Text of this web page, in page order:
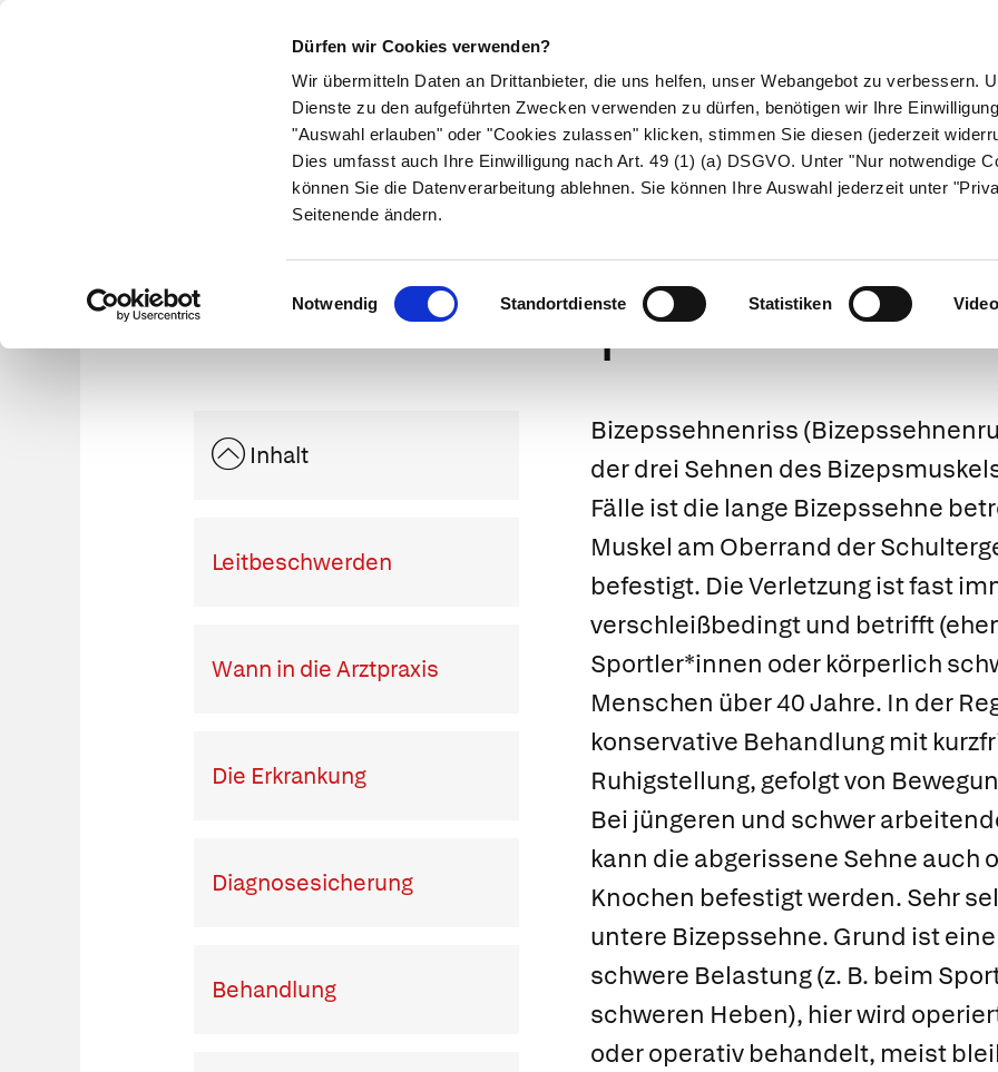
Dürfen wir Cookies verwenden?
Wir übermitteln Daten an Drittanbieter, die uns helfen, unser Webangebot zu verbessern.
Dienste zu den aufgeführten Zwecken verwenden zu dürfen, benötigen wir Ihre
"Auswahl erlauben" oder "Cookies zulassen" klicken, stimmen Sie diesen (jederzeit
Dies umfasst auch Ihre Einwilligung nach Art. 49 (1) (a) DSGVO. Unter "Nur notwendige
können Sie die Datenverarbeitung ablehnen. Sie können Ihre Auswahl jederzeit unter
Seitenende ändern.
Einwilligungsauswahl
Notwendig Standortdienste Statistiken
Symptome Therapie Medikamente Naturheilkunde Eltern & Kind
Inhalt
Leitbeschwerden
Wann in die Arztpraxis
Die Erkrankung
Diagnosesicherung
Behandlung
Bizepssehnenriss
der drei Sehnen des
Fälle ist die lange Bizepssehne
Muskel am Oberrand der
befestigt. Die Verletzung ist fast
verschleißbedingt und betrifft
Sportler*innen oder körperlich
Menschen über 40 Jahre. In der
konservative Behandlung mit
Ruhigstellung, gefolgt von
Bei jüngeren und schwer
kann die abgerissene Sehne auch
Knochen befestigt werden. Sehr
untere Bizepssehne. Grund ist
schwere Belastung (z. B. beim
schweren Heben), hier wird
oder operativ behandelt, meist